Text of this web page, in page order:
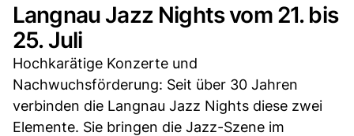
Langnau Jazz Nights vom 21. bis
25. Juli
Hochkarätige Konzerte und
Nachwuchsförderung: Seit über 30 Jahren
verbinden die Langnau Jazz Nights diese zwei
Elemente. Sie bringen die Jazz-Szene im